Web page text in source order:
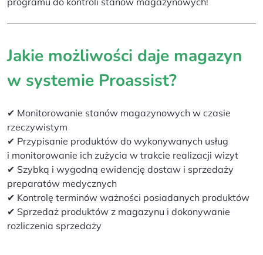
Jakie możliwości daje magazyn
w systemie Proassist?
✔ Monitorowanie stanów magazynowych w czasie
rzeczywistym
✔ Przypisanie produktów do wykonywanych usług
i monitorowanie ich zużycia w trakcie realizacji wizyt
✔ Szybką i wygodną ewidencję dostaw i sprzedaży
preparatów medycznych
✔ Kontrolę terminów ważności posiadanych produktów
✔ Sprzedaż produktów z magazynu i dokonywanie
rozliczenia sprzedaży